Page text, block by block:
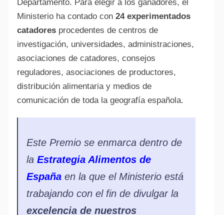
Departamento. Para elegir a los ganadores, el
Ministerio ha contado con 24 experimentados
catadoresprocedentes de centros de
investigación, universidades, administraciones,
asociaciones de catadores, consejos
reguladores, asociaciones de productores,
distribución alimentaria y medios de
comunicación de toda la geografía española.
Este Premio se enmarca dentro de
laEstrategia Alimentos de
España en la que el Ministerio está
trabajando con el fin de divulgar la
excelencia de nuestros